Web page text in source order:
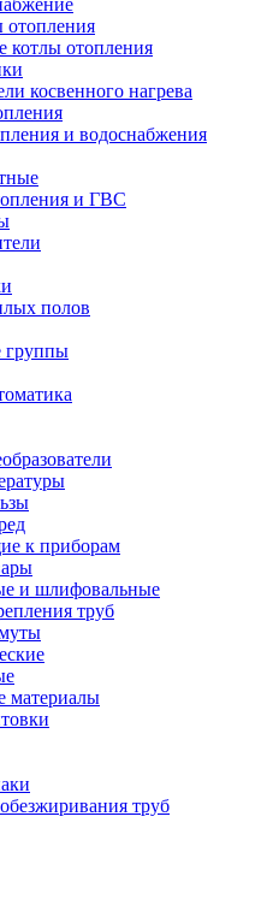
отопления
котлы отопления
косвенного нагрева
и водоснабжения
и ГВС
полов
группы
к приборам
и шлифовальные
труб
материалы
труб